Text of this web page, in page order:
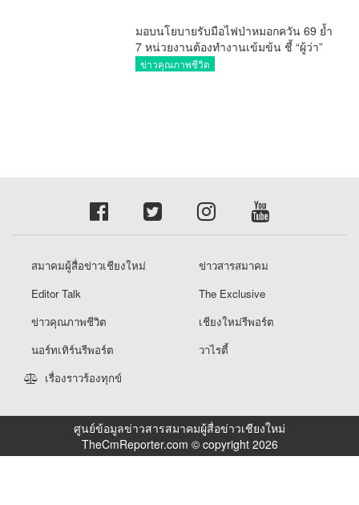
มอบนโยบายรับมือไฟป่าหมอกควัน 69 ย้ำ
7 หน่วยงานต้องทำงานเข้มข้น ชี้ “ผู้ว่า”
คีย์แมนสำคัญทำปัญหาลด
ข่าวคุณภาพชีวิต
สมาคมผู้สื่อข่าวเชียงใหม่
ข่าวสารสมาคม
Editor Talk
The Exclusive
ข่าวคุณภาพชีวิต
เชียงใหม่รีพอร์ต
นอร์ทเทิร์นรีพอร์ต
วาไรตี้
เรื่องราวร้องทุกข์
ศูนย์ข้อมูลข่าวสารสมาคมผู้สื่อข่าวเชียงใหม่
TheCmReporter.com © copyright 2026